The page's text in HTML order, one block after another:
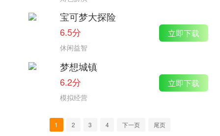
宝可梦大探险
6.5分
休闲益智
立即下载
梦想城镇
6.2分
模拟经营
立即下载
1 2 3 4 下一页 尾页